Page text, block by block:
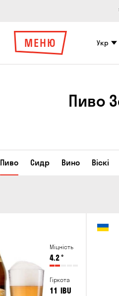
МЕНЮ Укр
Пиво
Пиво Сидр Вино Віскі
Міцність
4.2°
Гіркота
11 IBU